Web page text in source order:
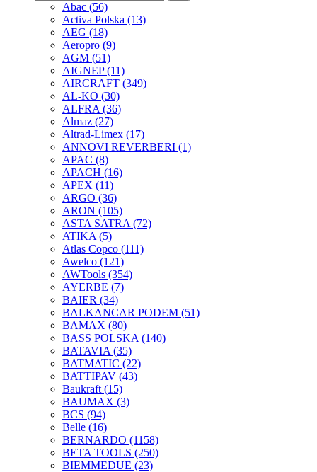
Abac (56)
Activa Polska (13)
AEG (18)
Aeropro (9)
AGM (51)
AIGNEP(11)
AIRCRAFT (349)
AL-KO (30)
ALFRA (36)
Almaz (27)
Altrad-Limex (17)
ANNOVI REVERBERI (1)
APAC (8)
APACH (16)
APEX (11)
ARGO (36)
ARON (105)
ASTA SATRA (72)
ATIKA (5)
Atlas Copco (111)
Awelco (121)
AWTools (354)
AYERBE (7)
BAIER (34)
BALKANCAR PODEM (51)
BAMAX (80)
BASS POLSKA (140)
BATAVIA (35)
BATMATIC (22)
BATTIPAV (43)
Baukraft (15)
BAUMAX (3)
BCS (94)
Belle (16)
BERNARDO (1158)
BETA TOOLS (250)
BIEMMEDUE (23)